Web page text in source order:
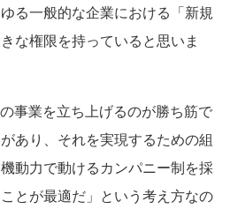
る一般的な企業における「新規
な権限を持っていると思いま
業を立ち上げるのが勝ち筋で
あり、それを実現するための組
動力で動けるカンパニー制を採
とが最適だ」という考え方なの